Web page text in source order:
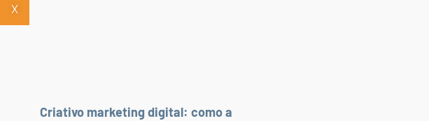
X
Criativo marketing digital: como a